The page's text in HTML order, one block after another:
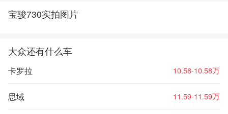
宝骏730实拍图片
大众还有什么车
卡罗拉 10.58-10.58万
思域 11.59-11.59万